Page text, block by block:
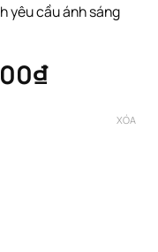
yêu cầu ánh sáng
₫Khoảng
XÓA